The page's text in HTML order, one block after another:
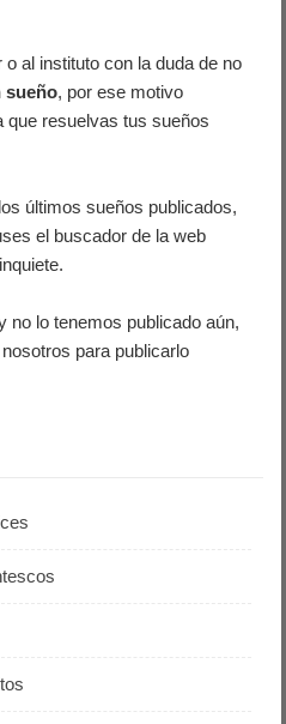
al instituto con la duda de no
sueño, por ese motivo
que resuelvas tus sueños
últimos sueños publicados,
el buscador de la web
no lo tenemos publicado aún,
para publicarlo